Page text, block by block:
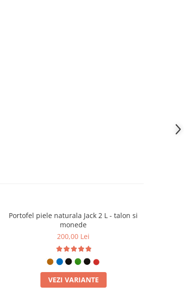
Portofel piele naturala Jack 2 L - talon si
monede
200,00 Lei
VEZI VARIANTE